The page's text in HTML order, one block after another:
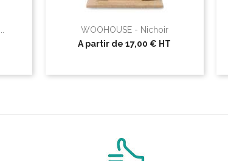
WOOHOUSE - Nichoir
A partir de 17,00 € HT